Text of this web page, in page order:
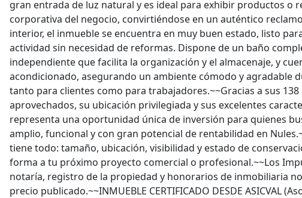
gran entrada de luz natural y es ideal para exhibir productos o
corporativa del negocio, convirtiéndose en un auténtico
interior, el inmueble se encuentra en muy buen estado, listo
actividad sin necesidad de reformas. Dispone de un baño
independiente que facilita la organización y el almacenaje, y
acondicionado, asegurando un ambiente cómodo y agradable
tanto para clientes como para trabajadores.~~Gracias a sus 138
aprovechados, su ubicación privilegiada y sus excelentes
representa una oportunidad única de inversión para quienes
amplio, funcional y con gran potencial de rentabilidad en
tiene todo: tamaño, ubicación, visibilidad y estado de
forma a tu próximo proyecto comercial o profesional.~~Los
notaría, registro de la propiedad y honorarios de inmobiliaria
precio publicado.~~INMUEBLE CERTIFICADO DESDE ASICVAL